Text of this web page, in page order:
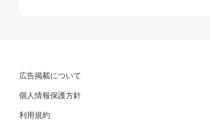
広告掲載について
個人情報保護方針
利用規約